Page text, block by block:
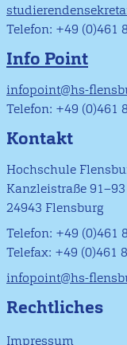
Telefon: +49 (0)461
Info Point
infopoint@hs-
Telefon: +49 (0)461
Kontakt
Hochschule
Kanzleistraße 91–93
24943 Flensburg
Telefon: +49 (0)461
Telefax: +49 (0)461
infopoint@hs-
Rechtliches
Impressum